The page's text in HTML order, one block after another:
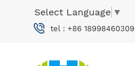
Select Language ▼
tel : +86 18998460309